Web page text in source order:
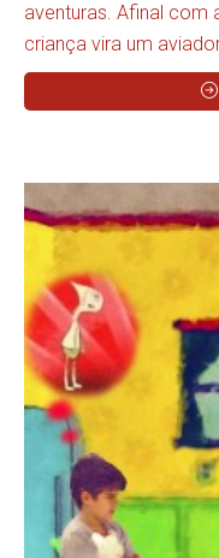
aventuras. Afinal com
criança vira um